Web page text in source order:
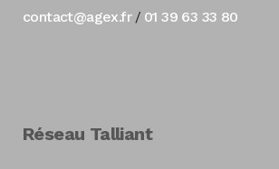
contact@agex.fr/ 01 39 63 33 80
Réseau Talliant